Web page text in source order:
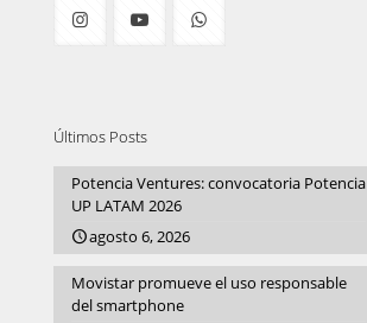
Últimos Posts
Potencia Ventures: convocatoria Potencia
UP LATAM 2026
agosto 6, 2026
Movistar promueve el uso responsable
del smartphone